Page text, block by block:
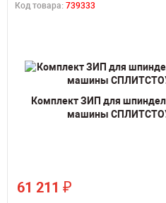
Код товара: 739333
Комплект ЗИП для
машины
61 211 ₽